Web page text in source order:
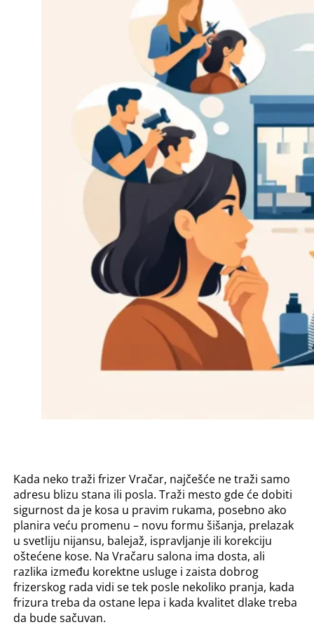
Kada neko traži frizer Vračar, najčešće ne traži samo
adresu blizu stana ili posla. Traži mesto gde će dobiti
sigurnost da je kosa u pravim rukama, posebno ako
planira veću promenu – novu formu šišanja, prelazak
u svetliju nijansu, balejaž, ispravljanje ili korekciju
oštećene kose. Na Vračaru salona ima dosta, ali
razlika između korektne usluge i zaista dobrog
frizerskog rada vidi se tek posle nekoliko pranja, kada
frizura treba da ostane lepa i kada kvalitet dlake treba
da bude sačuvan.